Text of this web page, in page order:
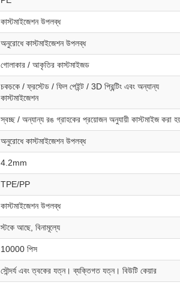
কাস্টমাইজেশন উপলব্ধ
অনুরোধে কাস্টমাইজেশন উপলব্ধ
গোলাকার / আকৃতির কাস্টমাইজড
চকচকে / ফ্রস্টেড / ফিল পেইন্ট / 3D প্রিন্টিং এবং অন্যান্য
কাস্টমাইজেশন
স্বচ্ছ / অন্যান্য রঙ গ্রাহকের প্রয়োজন অনুযায়ী কাস্টমাইজ করা
অনুরোধে কাস্টমাইজেশন উপলব্ধ
4.2mm
TPE/PP
কাস্টমাইজেশন উপলব্ধ
স্টকে আছে, বিনামূল্যে
10000 পিস
সৌন্দর্য এবং ত্বকের যত্ন। ব্যক্তিগত যত্ন। বিউটি কেয়ার